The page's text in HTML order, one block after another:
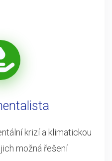
krizí a klimatickou
možná řešení